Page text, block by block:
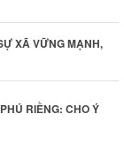
XÃ VỮNG MẠNH,
RIỀNG: CHO Ý